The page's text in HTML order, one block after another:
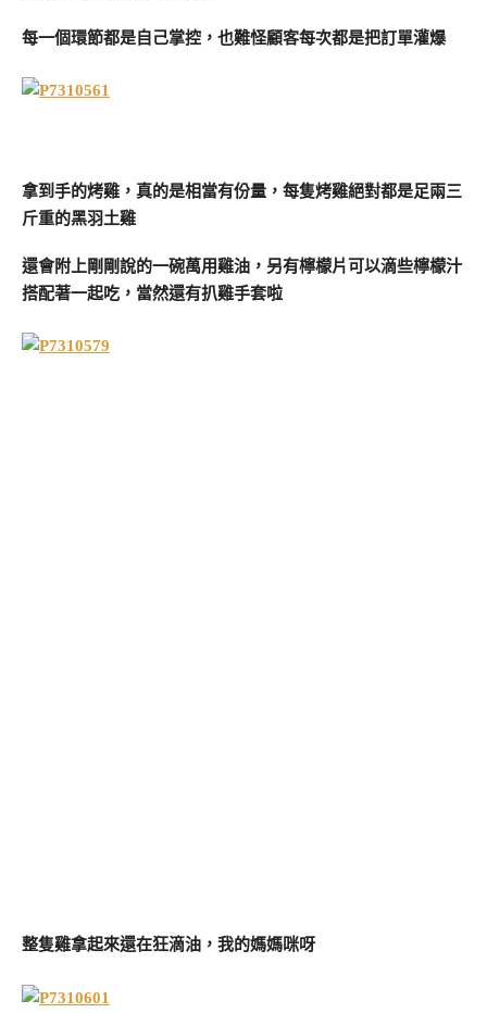
每一個環節都是自己掌控，也難怪顧客每次都是把訂單灌爆
拿到手的烤雞，真的是相當有份量，每隻烤雞絕對都是足兩三
斤重的黑羽土雞
還會附上剛剛說的一碗萬用雞油，另有檸檬片可以滴些檸檬汁
搭配著一起吃，當然還有扒雞手套啦
整隻雞拿起來還在狂滴油，我的媽媽咪呀